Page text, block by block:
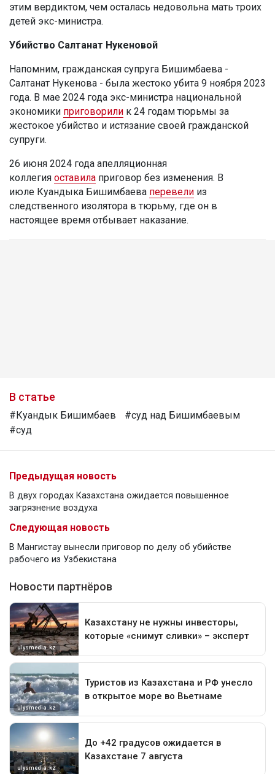
этим вердиктом, чем осталась недовольна мать троих
детей экс-министра.
Убийство Салтанат Нукеновой
Напомним, гражданская супруга Бишимбаева -
Салтанат Нукенова - была жестоко убита 9 ноября 2023
года. В мае 2024 года экс-министра национальной
экономики приговорили к 24 годам тюрьмы за
жестокое убийство и истязание своей гражданской
супруги.
26 июня 2024 года апелляционная
коллегия оставила приговор без изменения. В
июле Куандыка Бишимбаева перевели из
следственного изолятора в тюрьму, где он в
настоящее время отбывает наказание.
В статье
#Куандык Бишимбаев
#суд над Бишимбаевым
#суд
Предыдущая новость
В двух городах Казахстана ожидается повышенное
загрязнение воздуха
Следующая новость
В Мангистау вынесли приговор по делу об убийстве
рабочего из Узбекистана